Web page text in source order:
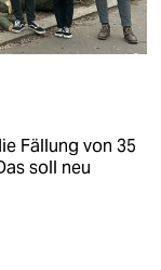
Fällung von 35
soll neu